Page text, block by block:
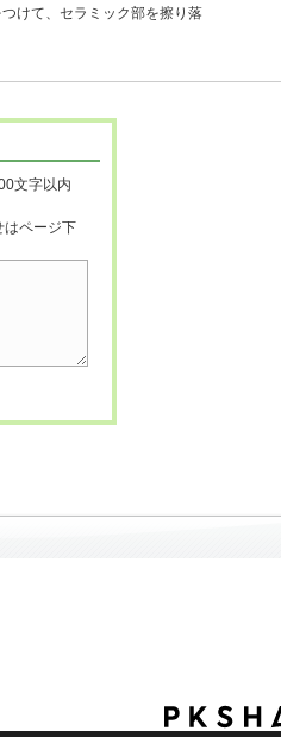
けて、セラミック部を擦り落
文字以内
ページ下